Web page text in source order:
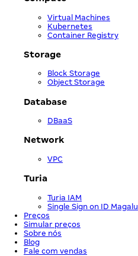
Virtual Machines
Kubernetes
Container Registry
Storage
Block Storage
Object Storage
Database
DBaaS
Network
VPC
Turia
Turia IAM
Single Sign on ID Magalu
Preços
Simular preços
Sobre nós
Blog
Fale com vendas